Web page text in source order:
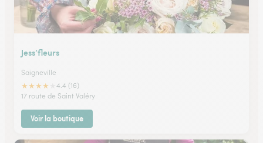
Jess’fleurs
Saigneville
★★★★
4.4 (16)
17 route de Saint Valéry
Voir la boutique